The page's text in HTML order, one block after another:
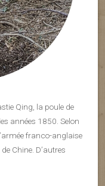
Qing, la poule de
années 1850. Selon
franco-anglaise
Chine. D’autres